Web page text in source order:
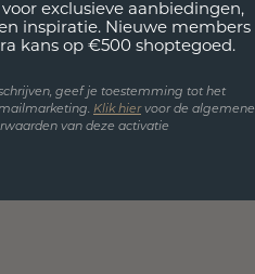
exclusieve aanbiedingen,
inspiratie. Nieuwe members
kans op €500 shoptegoed.
geef je toestemming tot het
Klik hiervoor de algemene
van deze activatie